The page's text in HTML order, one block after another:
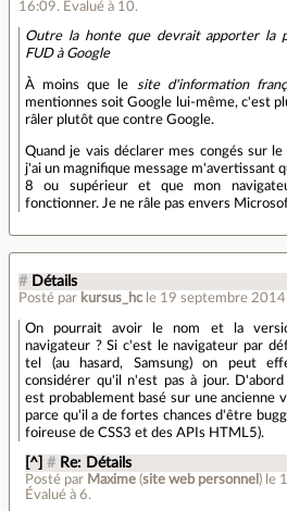
16:09. Évalué à 10.
Outre la honte que devrait apporter la
FUD à Google
À moins que le site d'information
mentionnes soit Google lui-même, c'est
râler plutôt que contre Google.
Quand je vais déclarer mes congés sur
j'ai un magnifique message m'avertissant
8 ou supérieur et que mon
fonctionner. Je ne râle pas envers
# Détails
Posté par kursus_hc le 19 septembre 2014
On pourrait avoir le nom et la
navigateur ? Si c'est le navigateur par
tel (au hasard, Samsung) on peut
considérer qu'il n'est pas à jour. D'abord
est probablement basé sur une ancienne
parce qu'il a de fortes chances d'être
foireuse de CSS3 et des APIs HTML5).
[^] # Re: Détails
Posté par Maxime (site web personnel ) le
Évalué à6.